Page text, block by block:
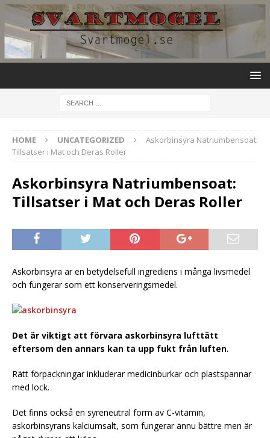
HOME UNCATEGORIZED
Askorbinsyra Natriumbensoat:
Tillsatser i Mat och Deras Roller
Askorbinsyra Natriumbensoat:
Tillsatser i Mat och Deras Roller
Askorbinsyra är en betydelsefull ingrediens i många livsmedel
och fungerar som ett konserveringsmedel.
Det är viktigt att förvara askorbinsyra lufttätt
eftersom den annars kan ta upp fukt från luften.
Rätt förpackningar inkluderar medicinburkar och plastspannar
med lock.
Det finns också en syreneutral form av C-vitamin,
askorbinsyrans kalciumsalt, som fungerar ännu bättre men är